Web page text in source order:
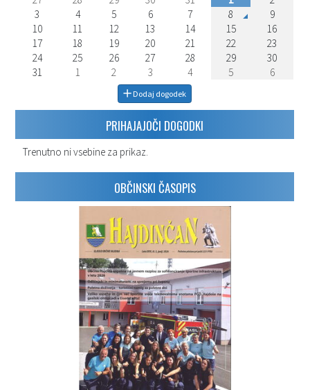
3
4 5 6 7 8
9
10
11 12 13 14 15
16
17
18 19 20 21 22
23
24
25 26 27 28 29
30
31
1 2 3 4 5 6
Dodaj dogodek
PRIHAJAJOČI DOGODKI
Trenutno ni vsebine za prikaz.
OBČINSKI ČASOPIS